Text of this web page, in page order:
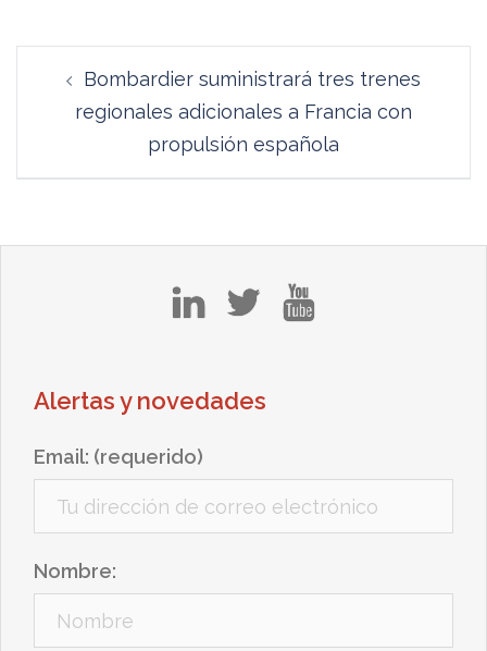
entradas
Bombardier suministrará tres trenes
regionales adicionales a Francia con
propulsión española
Alertas y novedades
Email: (requerido)
Nombre: